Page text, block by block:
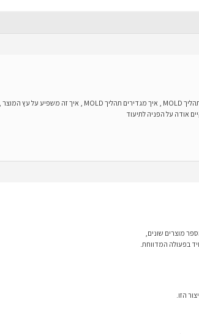
אודה על הפניה לתיעוד
מוצרים שונים,
בפעולה המדווחת.
הזו.